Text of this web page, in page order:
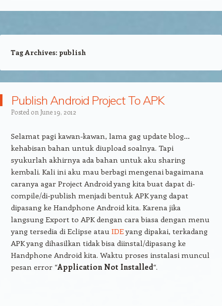
Tag Archives: publish
Publish Android Project To APK
Posted on June 19, 2012
Selamat pagi kawan-kawan, lama gag update blog…
kehabisan bahan untuk diupload soalnya. Tapi
syukurlah akhirnya ada bahan untuk aku sharing
kembali. Kali ini aku mau berbagi mengenai bagaimana
caranya agar Project Android yang kita buat dapat di-
compile/di-publish menjadi bentuk APK yang dapat
dipasang ke Handphone Android kita. Karena jika
langsung Export to APK dengan cara biasa dengan menu
yang tersedia di Eclipse atau IDEyang dipakai, terkadang
APK yang dihasilkan tidak bisa diinstal/dipasang ke
Handphone Android kita. Waktu proses instalasi muncul
pesan error “Application Not Installed“.